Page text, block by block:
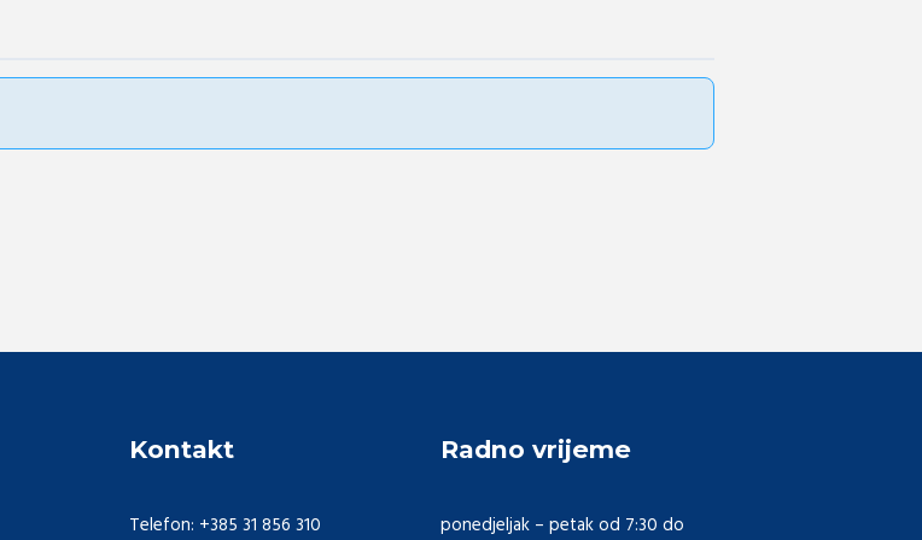
Kontakt
Telefon: +385 31 856 310
Radno vrijeme
ponedjeljak – petak od 7:30 do